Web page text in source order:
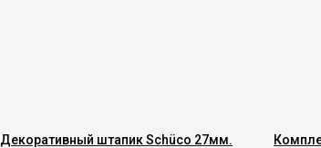
Декоративный штапик Schüco 27мм.